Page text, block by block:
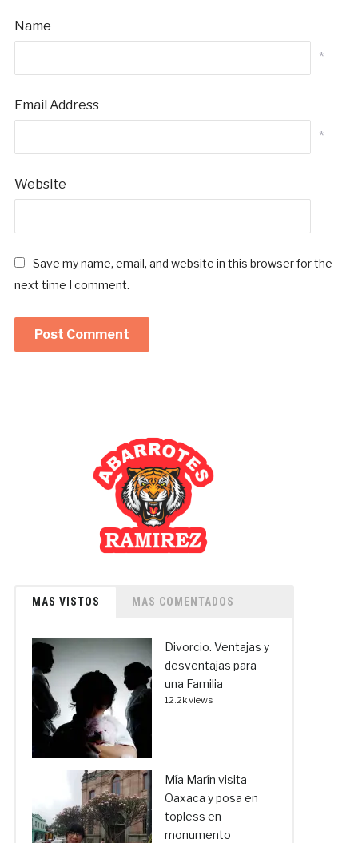
Name
*
Email Address
*
Website
Save my name, email, and website in this browser for the
next time I comment.
MAS VISTOS MAS COMENTADOS
Divorcio. Ventajas y
desventajas para
una Familia
12.2k views
Mía Marín visita
Oaxaca y posa en
topless en
monumento